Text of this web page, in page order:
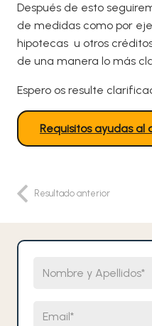
Después de esto
de medidas como por
hipotecas u otros
de una manera lo más
Espero os resulte
Requisitos ayudas al
Resultado anterior